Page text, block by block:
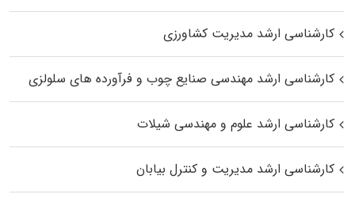
کارشناسی ارشد مدیریت کشاورزی
کارشناسی ارشد مهندسی صنایع چوب و فرآورده‌ های سلولزی
کارشناسی ارشد علوم و مهندسی شیلات
کارشناسی ارشد مدیریت و کنترل بیابان